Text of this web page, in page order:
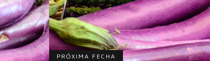
PRÓXIMA FECHA